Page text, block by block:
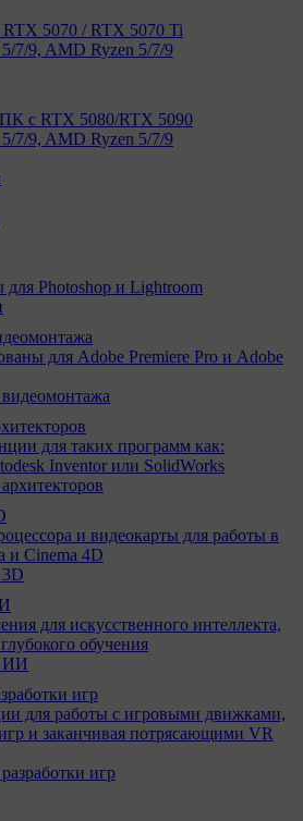
5070 / RTX 5070 Ti
7/9, AMD Ryzen 5/7/9
с RTX 5080/RTX 5090
7/9, AMD Ryzen 5/7/9
Photoshop и Lightroom
для Adobe Premiere Pro и Adobe
для таких программ как:
Inventor или SolidWorks
и видеокарты для работы в
и Cinema 4D
для искусственного интеллекта,
обучения
игр
для работы с игровыми движками,
и заканчивая потрясающими VR